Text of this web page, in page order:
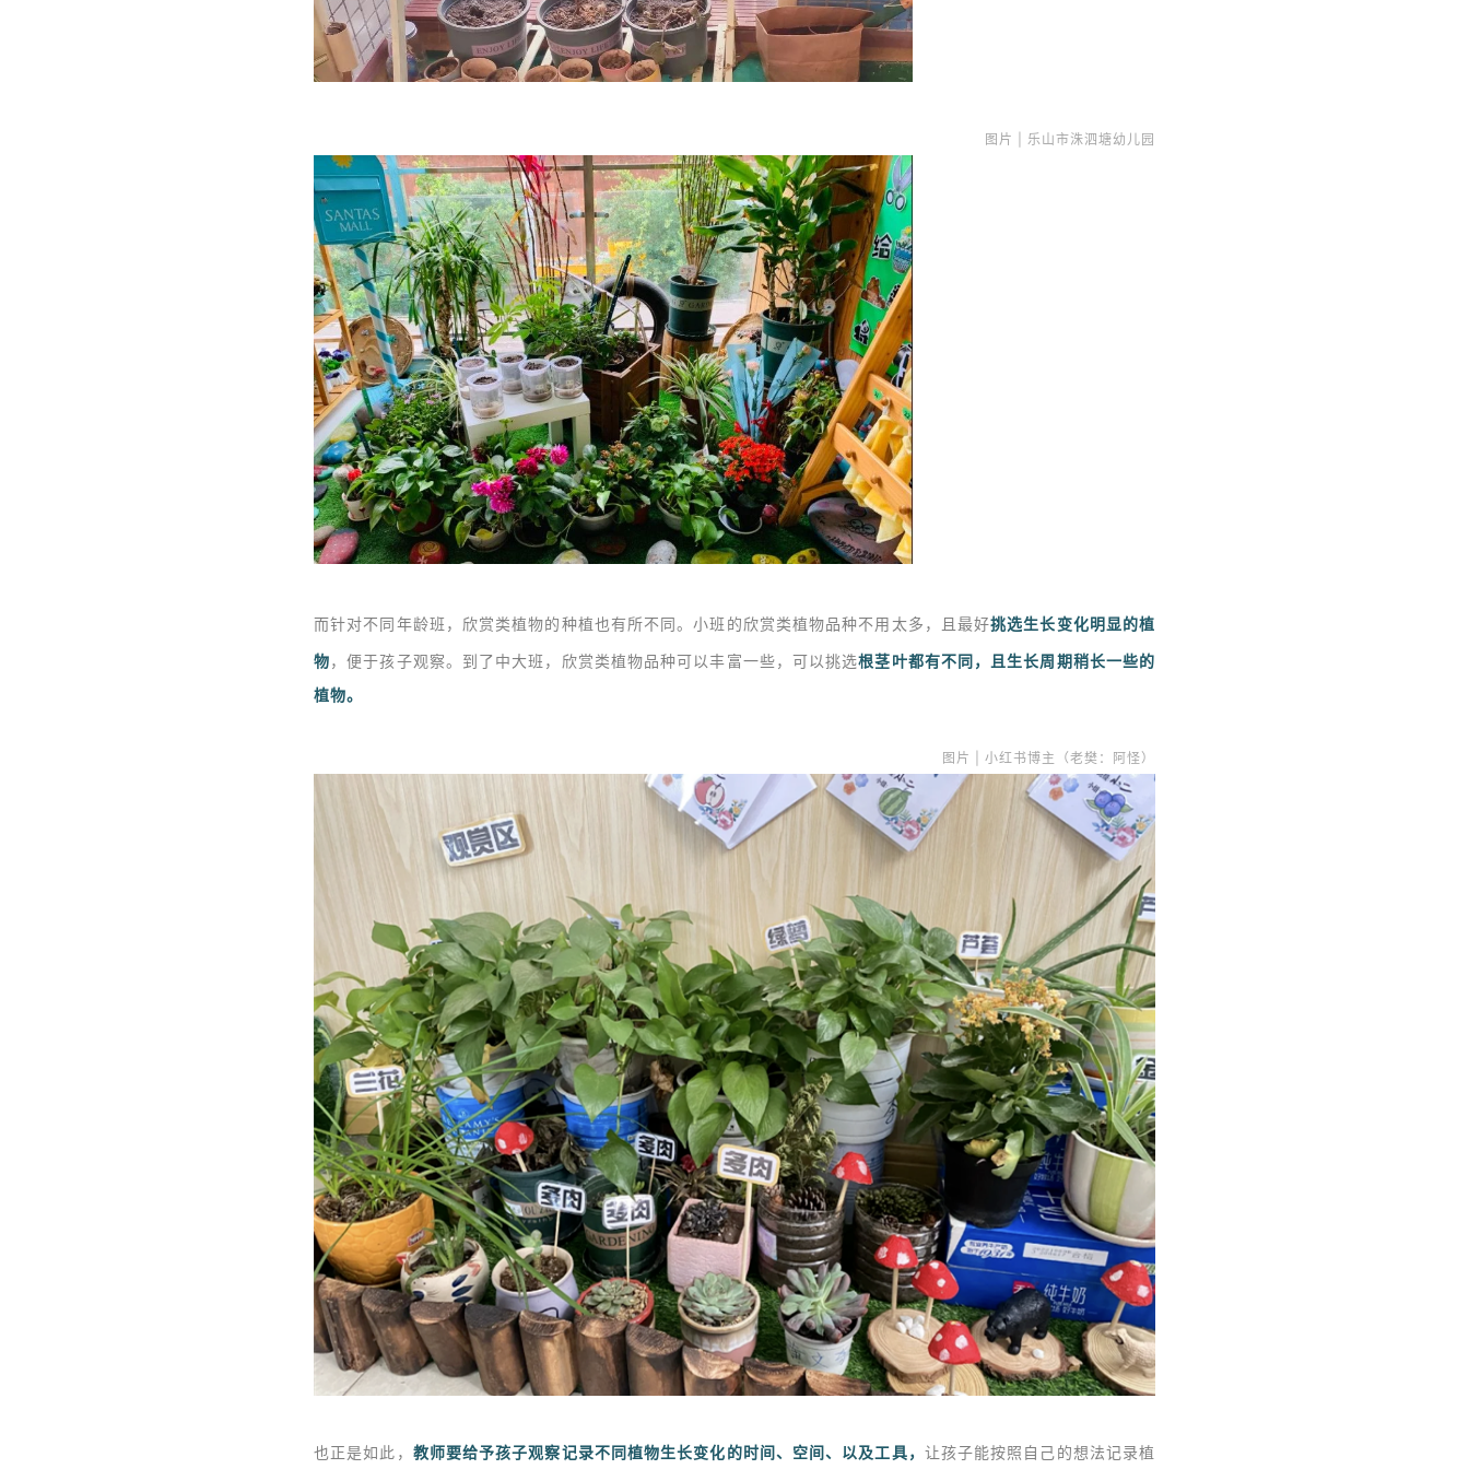
图片 | 乐山市洙泗塘幼儿园
而针对不同年龄班，欣赏类植物的种植也有所不同。小班的欣赏类植物品种不用太多，且最好挑选生长变化明显的植
物，便于孩子观察。 到了中大班，欣赏类植物品种可以丰富一些，可以挑选根茎叶都有不同，且生长周期稍长一些的
植物。
图片 | 小红书博主（老樊：阿怪）
也正是如此， 教师要给予孩子观察记录不同植物生长变化的时间、空间、以及工具， 让孩子能按照自己的想法记录植